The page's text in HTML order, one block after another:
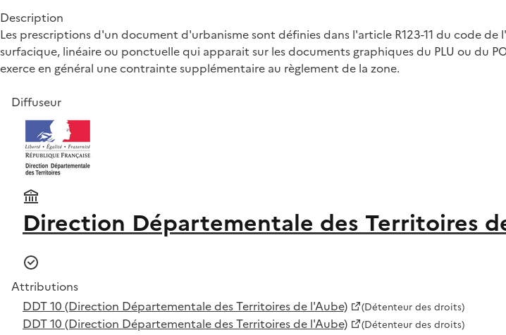
Description
Les prescriptions d'un document d'urbanisme sont définies dans l'article R123-11 du code
surfacique, linéaire ou ponctuelle qui apparait sur les documents graphiques du PLU ou du
exerce en général une contrainte supplémentaire au règlement de la zone.
Diffuseur
Direction Départementale des Territoires
Attributions
DDT 10 (Direction Départementale des Territoires de l'Aube)
(Détenteur des droits)
DDT 10 (Direction Départementale des Territoires de l'Aube) (Détenteur des droits)